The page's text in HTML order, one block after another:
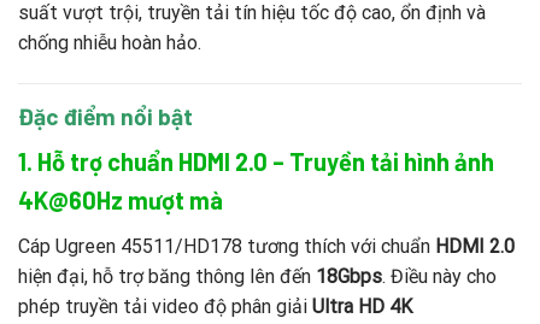
suất vượt trội, truyền tải tín hiệu tốc độ cao, ổn định và
chống nhiễu hoàn hảo.
Đặc điểm nổi bật
1. Hỗ trợ chuẩn HDMI 2.0 – Truyền tải hình ảnh
4K@60Hz mượt mà
Cáp Ugreen 45511/HD178 tương thích với chuẩn HDMI 2.0
hiện đại, hỗ trợ băng thông lên đến 18Gbps. Điều này cho
phép truyền tải video độ phân giải Ultra HD 4K